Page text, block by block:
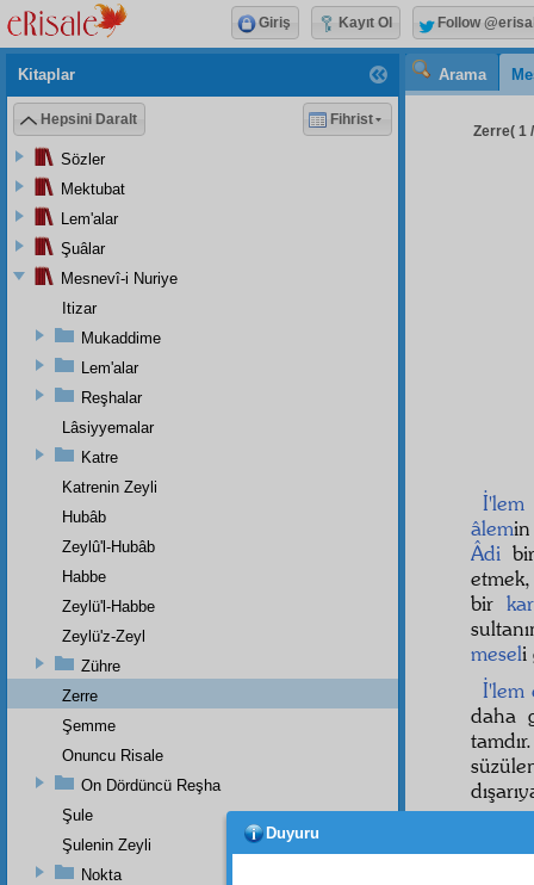
Arama
Zerre( 1
İ'lem
âlem
Âdi
bir
meseli
İ'lem
daha
Kitaplar
Hepsini Daralt Fihrist
Sözler
Mektubat
Lem'alar
Şuâlar
Mesnevî-i Nuriye
Itizar
Mukaddime
Lem'alar
Reşhalar
Lâsiyyemalar
Katre
Katrenin Zeyli
Hubâb
Zeylû'l-Hubâb
Habbe
Zeylü'l-Habbe
Zeylü'z-Zeyl
Zühre
Zerre
Şemme
Onuncu Risale
On Dördüncü Reşha
Şule
Şulenin Zeyli
Nokta
Giriş Kayıt Ol Follow
Duyuru